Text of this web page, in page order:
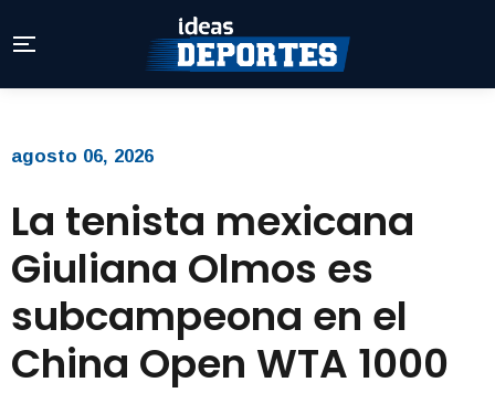
agosto 06, 2026
La tenista mexicana
Giuliana Olmos es
subcampeona en el
China Open WTA 1000